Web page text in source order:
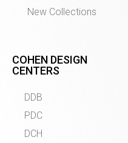
New Collections
COHEN DESIGN
CENTERS
DDB
PDC
DCH